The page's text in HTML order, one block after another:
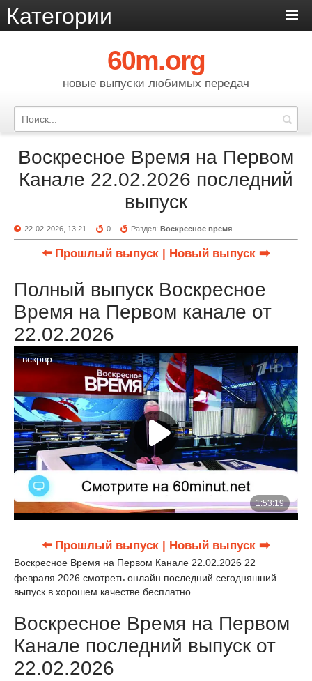
Категории
60m.org
новые выпуски любимых передач
Воскресное Время на Первом
Канале 22.02.2026 последний
выпуск
22-02-2026, 13:21 0 Раздел:Воскресное время
⬅️ Прошлый выпуск | Новый выпуск ➡️
Полный выпуск Воскресное
Время на Первом канале от
22.02.2026
⬅️ Прошлый выпуск | Новый выпуск ➡️
Воскресное Время на Первом Канале 22.02.2026 22
февраля 2026 смотреть онлайн последний сегодняшний
выпуск в хорошем качестве бесплатно.
Воскресное Время на Первом
Канале последний выпуск от
22.02.2026